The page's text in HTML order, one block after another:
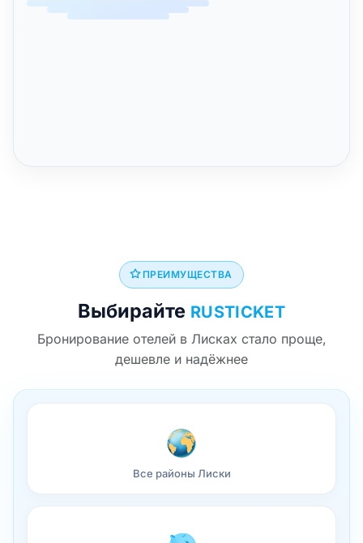
ПРЕИМУЩЕСТВА
Выбирайте RUSTICKET
Бронирование отелей в Лисках стало проще,
дешевле и надёжнее
Все районы Лиски